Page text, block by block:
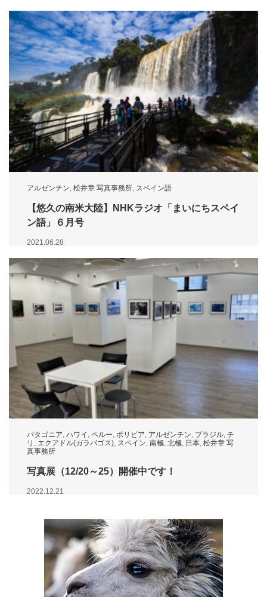
アルゼンチン 松井章 写真事務所 スペイン語
【悠久の南米大陸】NHKラジオ「まいにちスペイ
ン語」６月号
2021.06.28
パタゴニア, ハワイ , ペルー, ボリビア, アルゼンチン, ブラジル, チ
リ , エクアドル(ガラパゴス), スペイン, 南極, 北極, 日本, 松井章 写
真事務所
写真展（12/20～25）開催中です！
2022.12.21